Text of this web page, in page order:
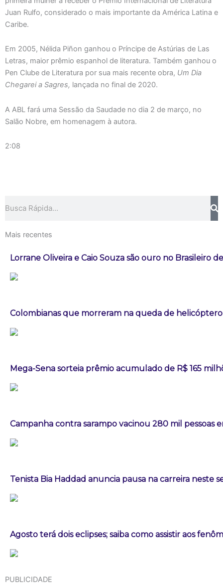
Juan Rulfo, considerado o mais importante da América Latina e
Caribe.
Em 2005, Nélida Piñon ganhou o Príncipe de Astúrias de Las
Letras, maior prêmio espanhol de literatura. Também ganhou o
Pen Clube de Literatura por sua mais recente obra, Um Dia
Chegarei a Sagres, lançada no final de 2020.
A ABL fará uma Sessão da Saudade no dia 2 de março, no
Salão Nobre, em homenagem à autora.
2:08
Mais recentes
Lorrane Oliveira e Caio Souza são ouro no Brasileiro
Colombianas que morreram na queda de
Mega-Sena sorteia prêmio acumulado de R$ 165
Campanha contra sarampo vacinou 280 mil pessoas
Tenista Bia Haddad anuncia pausa na carreira neste
Agosto terá dois eclipses; saiba como assistir aos
PUBLICIDADE